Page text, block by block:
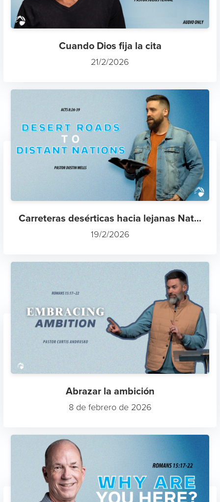
Cuando Dios fija la cita
21/2/2026
Carreteras desérticas hacia lejanas Nat...
19/2/2026
Abrazar la ambición
8 de febrero de 2026